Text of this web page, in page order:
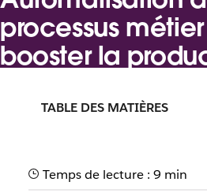
processus
booster la
Par l’équipe Slack
TABLE DES MATIÈRES
Temps de lecture : 9 min